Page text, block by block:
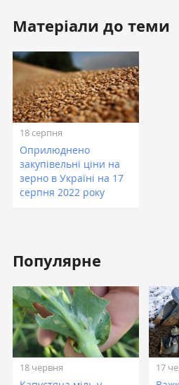
Матеріали до теми
18 серпня
Оприлюднено
закупівельні ціни на
зерно в Україні на 17
серпня 2022 року
Популярне
18 червня 17